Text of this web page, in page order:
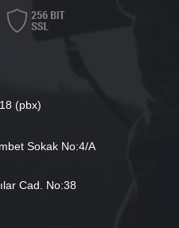
(pbx)
Sokak No:4/A
Cad. No:38